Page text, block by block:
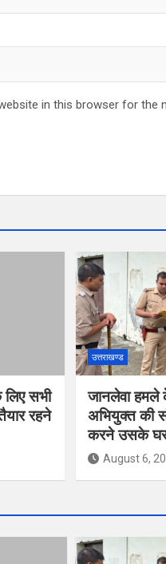
in this browser for the
लिए सभी
रहने
उत्तराखण्ड
जानलेवा हमले
अभियुक्त की
करने उसके घर
August 6,